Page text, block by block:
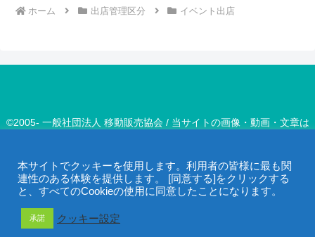
ホーム 出店管理区分 イベント出店
©2005- 一般社団法人 移動販売協会 / 当サイトの画像・動画・文章は
本サイトでクッキーを使用します。利用者の皆様に最も関
連性のある体験を提供します。 [同意する]をクリックする
と、すべてのCookieの使用に同意したことになります。
承諾 クッキー設定